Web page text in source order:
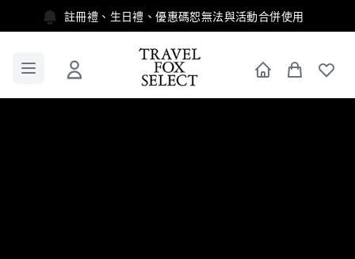
註冊禮、生日禮、優惠碼恕無法與活動合併使用